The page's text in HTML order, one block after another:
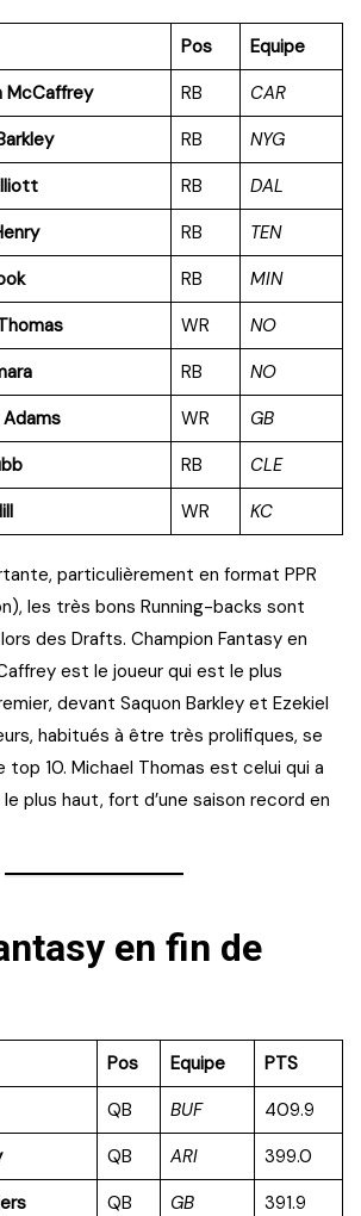
Pos
Equipe
McCaffrey RB
CAR
RB
NYG
RB
DAL
RB
TEN
RB
MIN
WR
NO
RB
NO
WR
GB
RB
CLE
WR KC
particulièrement en format PPR
les très bons Running-backs sont
des Drafts. Champion Fantasy en
est le joueur qui est le plus
devant Saquon Barkley et Ezekiel
habitués à être très prolifiques, se
10. Michael Thomas est celui qui a
plus haut, fort d’une saison record en
en fin de
Pos Equipe
PTS
QB BUF
409.9
QB ARI
399.0
QB GB
391.9